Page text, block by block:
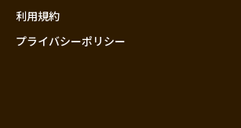
利用規約
プライバシーポリシー